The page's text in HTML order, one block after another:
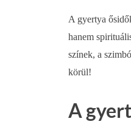
A gyertya
hanem
színek, a
körül!
A